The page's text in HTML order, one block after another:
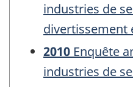
industries de
divertissement
2010 Enquête
industries de